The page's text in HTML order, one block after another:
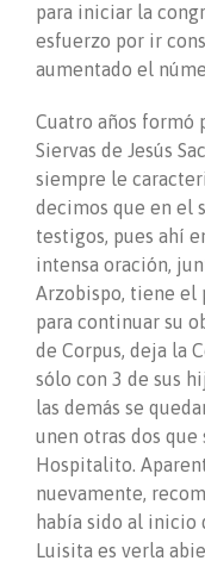
para iniciar la
esfuerzo por ir
aumentado el
Cuatro años formó
Siervas de Jesús
siempre le
decimos que en el
testigos, pues ahí
intensa oración,
Arzobispo, tiene el
para continuar su
de Corpus, deja la
sólo con 3 de sus
las demás se
unen otras dos
Hospitalito.
nuevamente,
había sido al inicio
Luisita es verla